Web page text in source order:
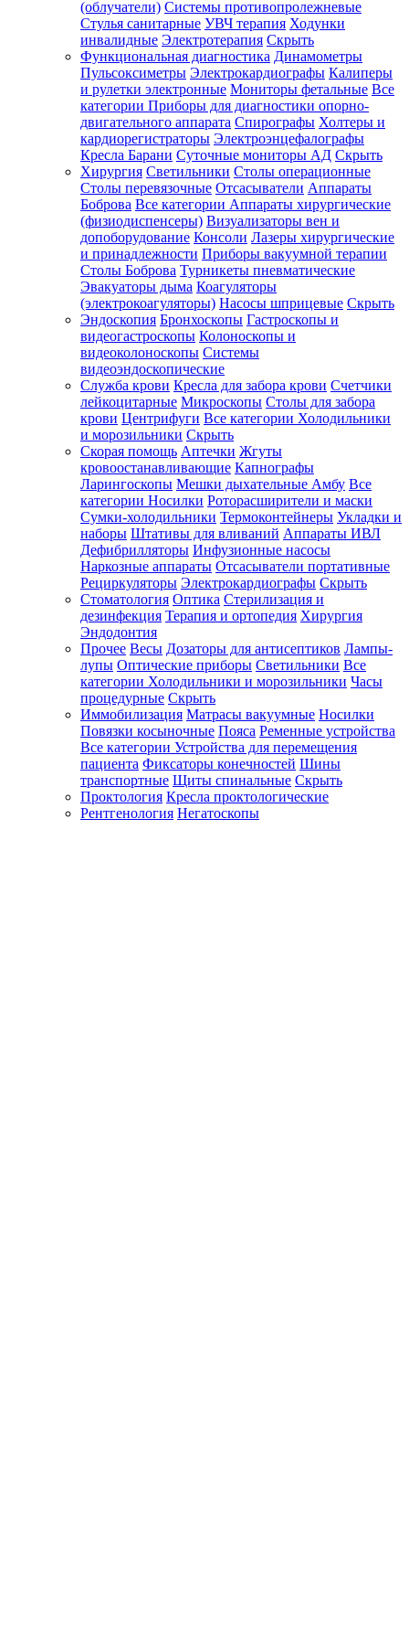
(облучатели) Системы противопролежневые
Стулья санитарные УВЧ терапия Ходунки
инвалидные Электротерапия Скрыть
Функциональная диагностика Динамометры
Пульсоксиметры Электрокардиографы Калиперы
и рулетки электронные Мониторы фетальные Все
категории Приборы для диагностики опорно-
двигательного аппарата Спирографы Холтеры и
кардиорегистраторы Электроэнцефалографы
Кресла Барани Суточные мониторы АД Скрыть
Хирургия Светильники Столы операционные
Столы перевязочные Отсасыватели Аппараты
Боброва Все категории Аппараты хирургические
(физиодиспенсеры) Визуализаторы вен и
допоборудование Консоли Лазеры хирургические
и принадлежности Приборы вакуумной терапии
Столы Боброва Турникеты пневматические
Эвакуаторы дыма Коагуляторы
(электрокоагуляторы) Насосы шприцевые Скрыть
Эндоскопия Бронхоскопы Гастроскопы и
видеогастроскопы Колоноскопы и
видеоколоноскопы Системы
видеоэндоскопические
Служба крови Кресла для забора крови Счетчики
лейкоцитарные Микроскопы Столы для забора
крови Центрифуги Все категории Холодильники
и морозильники Скрыть
Скорая помощь Аптечки Жгуты
кровоостанавливающие Капнографы
Ларингоскопы Мешки дыхательные Амбу Все
категории Носилки Роторасширители и маски
Сумки-холодильники Термоконтейнеры Укладки и
наборы Штативы для вливаний Аппараты ИВЛ
Дефибрилляторы Инфузионные насосы
Наркозные аппараты Отсасыватели портативные
Рециркуляторы Электрокардиографы Скрыть
Стоматология Оптика Стерилизация и
дезинфекция Терапия и ортопедия Хирургия
Эндодонтия
Прочее Весы Дозаторы для антисептиков Лампы-
лупы Оптические приборы Светильники Все
категории Холодильники и морозильники Часы
процедурные Скрыть
Иммобилизация Матрасы вакуумные Носилки
Повязки косыночные Пояса Ременные устройства
Все категории Устройства для перемещения
пациента Фиксаторы конечностей Шины
транспортные Щиты спинальные Скрыть
Проктология Кресла проктологические
Рентгенология Негатоскопы